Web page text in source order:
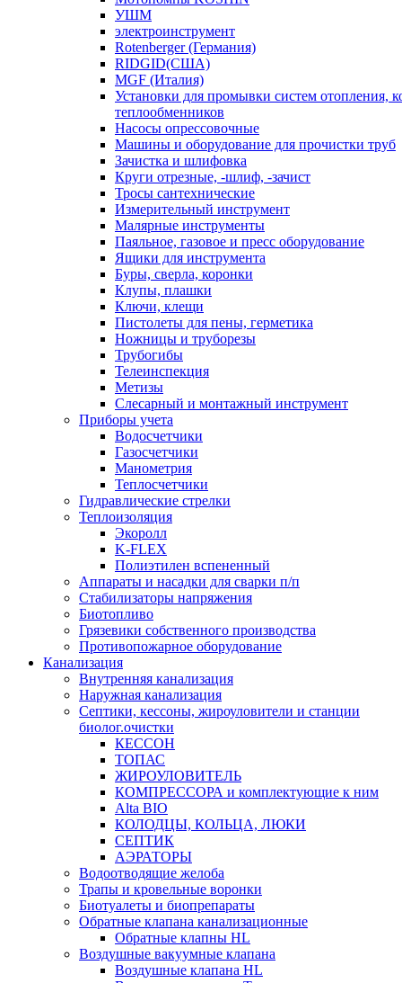
УШМ
электроинструмент
Rotenberger (Германия)
RIDGID(США)
MGF (Италия)
Установки для промывки систем отопления,
теплообменников
Насосы опрессовочные
Машины и оборудование для прочистки труб
Зачистка и шлифовка
Круги отрезные, -шлиф, -зачист
Тросы сантехнические
Измерительный инструмент
Малярные инструменты
Паяльное, газовое и пресс оборудование
Ящики для инструмента
Буры, сверла, коронки
Клупы, плашки
Ключи, клещи
Пистолеты для пены, герметика
Ножницы и труборезы
Трубогибы
Телеинспекция
Метизы
Слесарный и монтажный инструмент
Приборы учета
Водосчетчики
Газосчетчики
Манометрия
Теплосчетчики
Гидравлические стрелки
Теплоизоляция
Экоролл
K-FLEX
Полиэтилен вспененный
Аппараты и насадки для сварки п/п
Стабилизаторы напряжения
Биотопливо
Грязевики собственного производства
Противопожарное оборудование
Канализация
Внутренняя канализация
Наружная канализация
Септики, кессоны, жироуловители и станции
биолог.очистки
КЕССОН
ТОПАС
ЖИРОУЛОВИТЕЛЬ
КОМПРЕССОРА и комплектующие к ним
Alta BIO
КОЛОДЦЫ, КОЛЬЦА, ЛЮКИ
СЕПТИК
АЭРАТОРЫ
Водоотводящие желоба
Трапы и кровельные воронки
Биотуалеты и биопрепараты
Обратные клапана канализационные
Обратные клапны HL
Воздушные вакуумные клапана
Воздушные клапана HL